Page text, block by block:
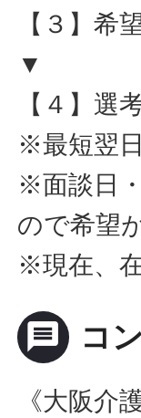
【３】希
▼
【４】選
※最短翌
※面談日
ので希望
※現在、
message コ
《大阪介